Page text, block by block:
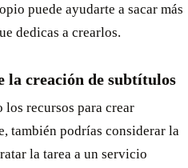
puede ayudarte a sacar más
dedicas a crearlos.
la creación de subtítulos
los recursos para crear
también podrías considerar la
la tarea a un servicio